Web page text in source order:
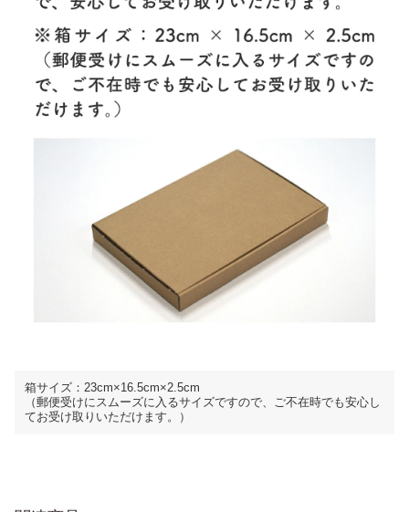
箱サイズ：23cm×16.5cm×2.5cm
（郵便受けにスムーズに入るサイズですので、ご不在時でも安心し
てお受け取りいただけます。）